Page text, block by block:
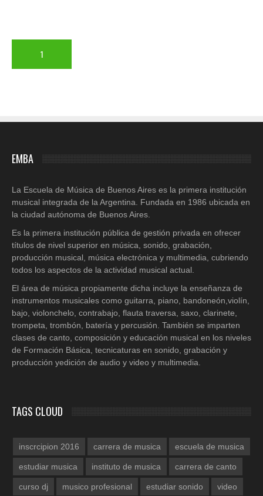
1
EMBA
La Escuela de Música de Buenos Aires es la primera institución
musical integrada de la Argentina. Fundada en 1986 ubicada en
la ciudad autónoma de Buenos Aires.
Es la primera institución pública de gestión privada en ofrecer
títulos de nivel superior en música, sonido, grabación,
producción musical, música electrónica y multimedia, cubriendo
todos los aspectos de la actividad musical actual.
El área de música propiamente dicha incluye la enseñanza de
instrumentos musicales como guitarra, piano, bandoneón,violín,
bajo, violonchelo, contrabajo, flauta traversa, saxo, clarinete,
trompeta, trombón, batería y percusión. También se imparten
clases de canto, composición y educación musical en los niveles
de Formación Básica, tecnicaturas en sonido, grabación y
producción yedición de audio y video y multimedia.
TAGS CLOUD
inscrcipion 2016 carrera de musica escuela de musica
estudiar musica instituto de musica carrera de canto
curso dj musico profesional estudiar sonido video